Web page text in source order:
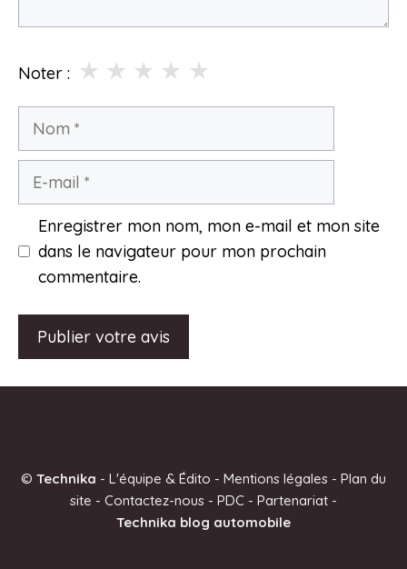
Noter : ★
★
★
★
★
Nom
Enregistrer mon nom, mon e-mail et mon site
dans le navigateur pour mon prochain
commentaire.
r
© Technika - L'équipe & Édito - Mentions légales - Plan du
site - Contactez-nous - PDC - Partenariat -
Technika blog automobile